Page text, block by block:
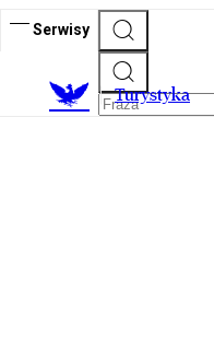
Serwisy
Turystyka